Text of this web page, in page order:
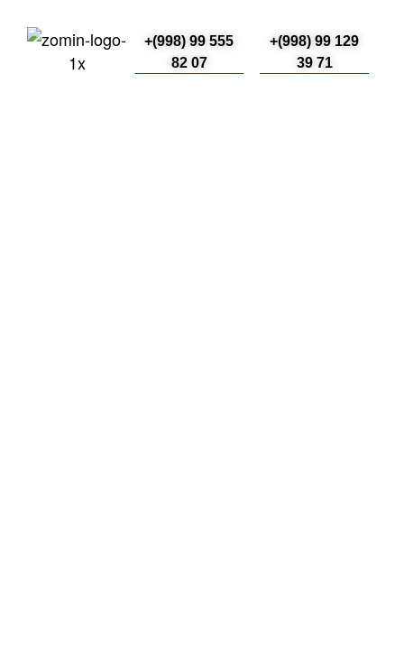
+(998) 99 555
82 07
+(998) 99 129
39 71